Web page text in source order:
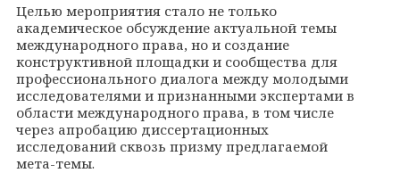
Целью мероприятия стало не только
академическое обсуждение актуальной темы
международного права, но и создание
конструктивной площадки и сообщества для
профессионального диалога между молодыми
исследователями и признанными экспертами в
области международного права, в том числе
через апробацию диссертационных
исследований сквозь призму предлагаемой
мета-темы.